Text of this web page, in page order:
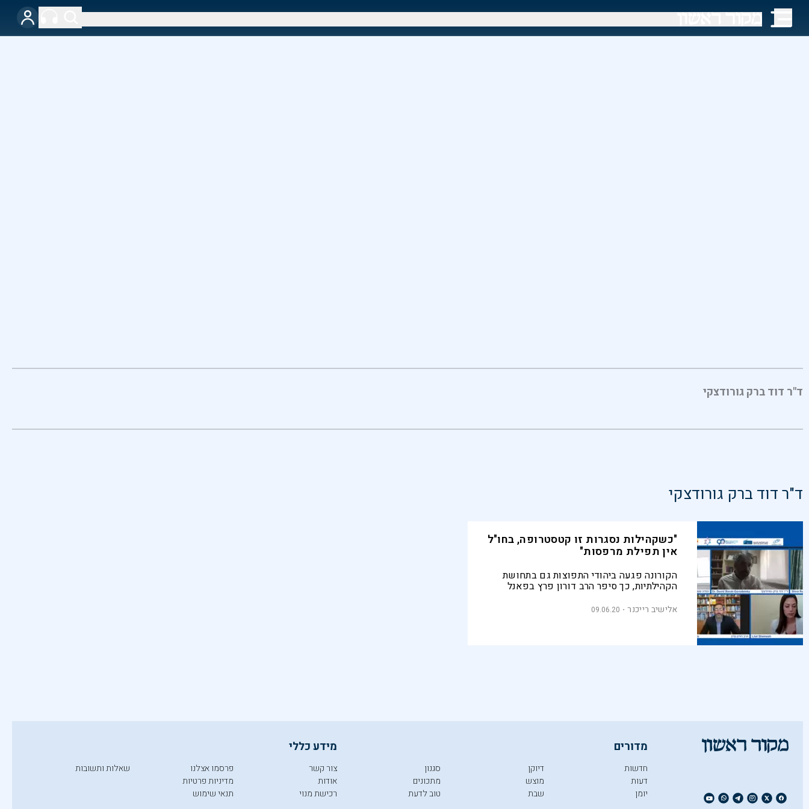
ד"ר דוד ברק גורודצקי
ד"ר דוד ברק גורודצקי
"כשקהילות נסגרות זו קטסטרופה, בחו"ל
אין תפילת מרפסות"
הקורונה פגעה ביהודי התפוצות גם בתחושת
הקהילתיות, כך סיפר הרב דורון פרץ בפאנל
רודרמן הוסיפה שמדינת ישראל צריכה לחלוק
אלישיב רייכנר 09.06.20
מדורים
חדשות
דעות
יומן
דיוקן
מוצש
שבת
סגנון
מתכונים
טוב לדעת
מידע כללי
צור קשר
אודות
רכישת מנוי
פרסמו אצלנו
מדיניות פרטיות
תנאי שימוש
שאלות ותשובות